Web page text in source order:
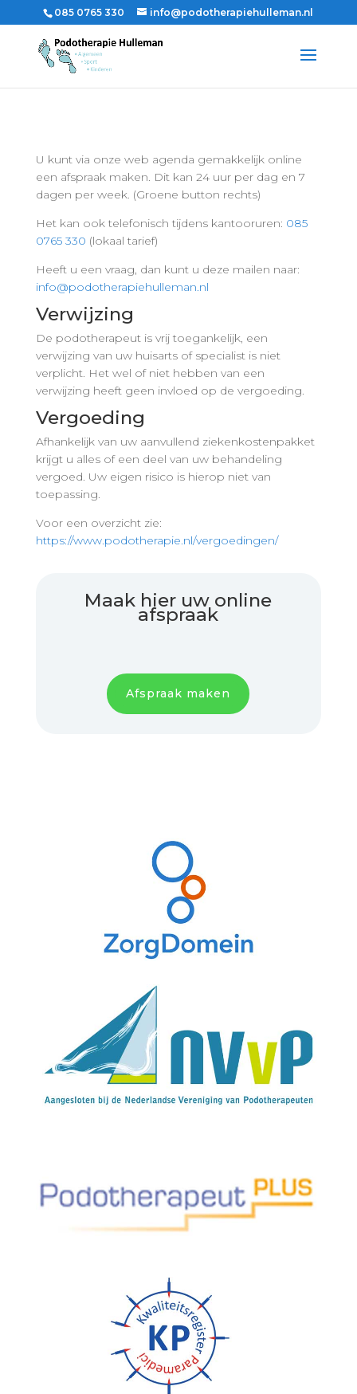
085 0765 330 info@podotherapiehulleman.nl
U kunt via onze web agenda gemakkelijk online
een afspraak maken. Dit kan 24 uur per dag en 7
dagen per week. (Groene button rechts)
Het kan ook telefonisch tijdens kantooruren: 085
0765 330​ (lokaal tarief)
Heeft u een vraag, dan kunt u deze mailen naar:
info@podotherapiehulleman.nl
Verwijzing
De podotherapeut is vrij toegankelijk, een
verwijzing van uw huisarts of specialist is niet
verplicht. Het wel of niet hebben van een
verwijzing heeft geen invloed op de vergoeding.
Vergoeding
Afhankelijk van uw aanvullend ziekenkostenpakket
krijgt u alles of een deel van uw behandeling
vergoed. Uw eigen risico is hierop niet van
toepassing.
Voor een overzicht zie:
https://www.podotherapie.nl/vergoedingen/
Maak hier uw online
afspraak
Afspraak maken